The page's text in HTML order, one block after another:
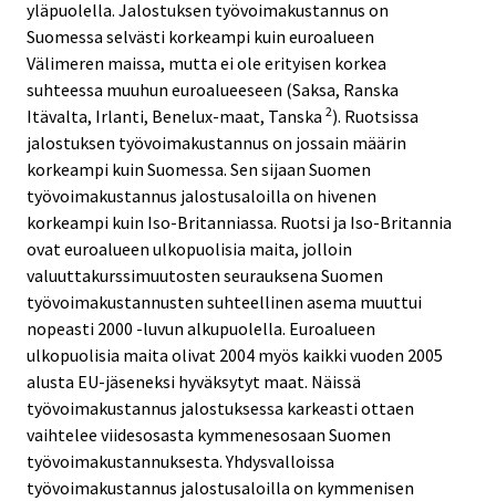
yläpuolella. Jalostuksen työvoimakustannus on
Suomessa selvästi korkeampi kuin euroalueen
Välimeren maissa, mutta ei ole erityisen korkea
suhteessa muuhun euroalueeseen (Saksa, Ranska
Itävalta, Irlanti, Benelux-maat, Tanska 2). Ruotsissa
jalostuksen työvoimakustannus on jossain määrin
korkeampi kuin Suomessa. Sen sijaan Suomen
työvoimakustannus jalostusaloilla on hivenen
korkeampi kuin Iso-Britanniassa. Ruotsi ja Iso-Britannia
ovat euroalueen ulkopuolisia maita, jolloin
valuuttakurssimuutosten seurauksena Suomen
työvoimakustannusten suhteellinen asema muuttui
nopeasti 2000 -luvun alkupuolella. Euroalueen
ulkopuolisia maita olivat 2004 myös kaikki vuoden 2005
alusta EU-jäseneksi hyväksytyt maat. Näissä
työvoimakustannus jalostuksessa karkeasti ottaen
vaihtelee viidesosasta kymmenesosaan Suomen
työvoimakustannuksesta. Yhdysvalloissa
työvoimakustannus jalostusaloilla on kymmenisen